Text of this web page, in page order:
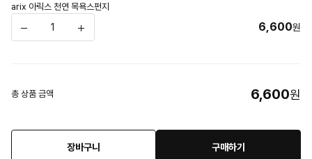
arix 아릭스 천연 목욕스펀지
6,600원
총 상품 금액 6,600원
장바구니 구매하기